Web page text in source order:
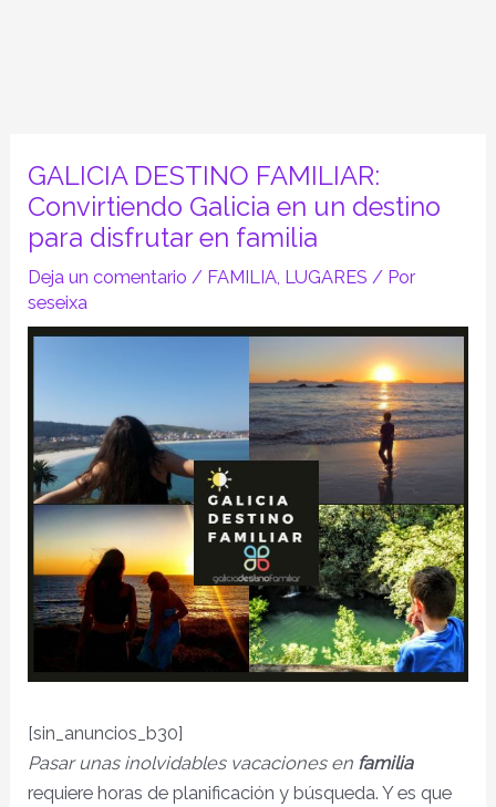
GALICIA DESTINO FAMILIAR:
Convirtiendo Galicia en un destino
para disfrutar en familia
Deja un comentario / FAMILIA, LUGARES / Por
seseixa
[sin_anuncios_b30]
Pasar unas inolvidables vacaciones en familia
requiere horas de planificación y búsqueda. Y es que